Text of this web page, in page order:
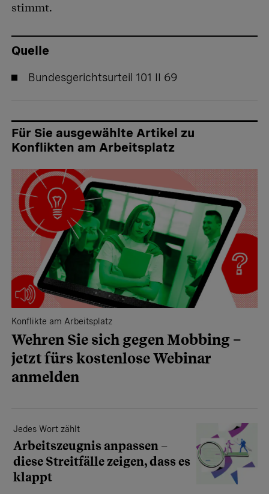
stimmt.
Quelle
Bundesgerichtsurteil 101 II 69
Für Sie ausgewählte Artikel zu
Konflikten am Arbeitsplatz
Konflikte am Arbeitsplatz
Wehren Sie sich gegen Mobbing –
jetzt fürs kostenlose Webinar
anmelden
Jedes Wort zählt
Arbeitszeugnis anpassen –
diese Streitfälle zeigen, dass es
klappt